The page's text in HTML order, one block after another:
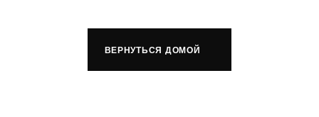
ВЕРНУТЬСЯ ДОМОЙ